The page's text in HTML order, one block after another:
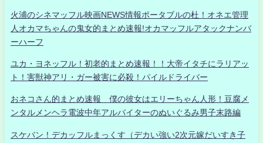
火浦のシネマッフル映画NEWS情報ポータブルの杜！オネエ管理
人オカマちゃんの鬼女的まとめ速報!オカマッフルアタックナンバ
ーハーフ
ユカ・ヨネッフル！初老的まとめ速報！！大帝イタチにラリアッ
ト！害獣神アリ・ガー被害に必殺！パイルドライバー
おネコさん的まとめ速報 僕の彼女はエリーちゃん人形！豆腐メ
ンタルメンヘラ電波中年アルバイターのぬいぐるみ男子末路編
スケバン！デカッフルまっくす（デカい強い2次元嫁だいすき子